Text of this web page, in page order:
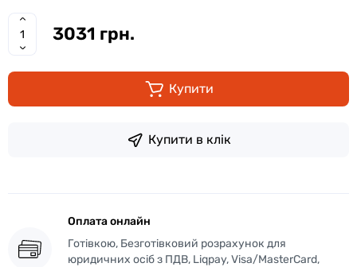
3031 грн.
Купити
Купити в клік
Оплата онлайн
Готівкою, Безготівковий розрахунок для
юридичних осіб з ПДВ, Liqpay, Visa/MasterCard,